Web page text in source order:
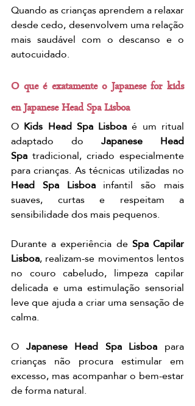
Quando as crianças aprendem a relaxar
desde cedo, desenvolvem uma relação
mais saudável com o descanso e o
autocuidado.
O que é exatamente o Japanese for kids
en Japanese Head Spa Lisboa
O Kids Head Spa Lisboa é um ritual
adaptado do Japanese Head
Spa tradicional, criado especialmente
Head Spa Lisboa infantil são mais
suaves, curtas e respeitam a
sensibilidade dos mais pequenos.
Durante a experiência de Spa Capilar
Lisboa, realizam-se movimentos lentos
no couro cabeludo, limpeza capilar
delicada e uma estimulação sensorial
leve que ajuda a criar uma sensação de
calma.
O Japanese Head Spa Lisboa para
crianças não procura estimular em
excesso, mas acompanhar o bem-estar
de forma natural.